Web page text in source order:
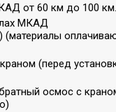
от 60 км до 100 км.
МКАД
(перед
осмос с